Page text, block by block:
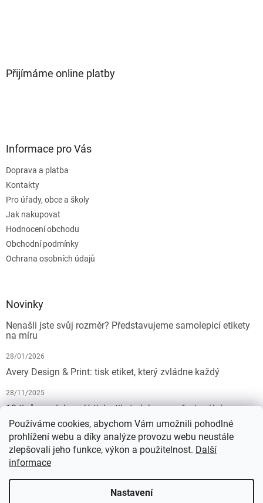
Používáme cookies, abychom Vám umožnili pohodlné
prohlížení webu a díky analýze provozu webu neustále
zlepšovali jeho funkce, výkon a použitelnost. Další
informace
Nastavení
Přijímáme online platby
Informace pro Vás
Doprava a platba
Kontakty
Pro úřady, obce a školy
Jak nakupovat
Hodnocení obchodu
Obchodní podmínky
Ochrana osobních údajů
Novinky
Nenašli jste svůj rozměr? Představujeme samolepicí etikety
na míru
28/01/2026
Avery Design & Print: tisk etiket, který zvládne každý
28/11/2025
10 tipů pro dokonalý tisk etiket: Jak na profesionální
výsledek bez starostí
19/07/2025